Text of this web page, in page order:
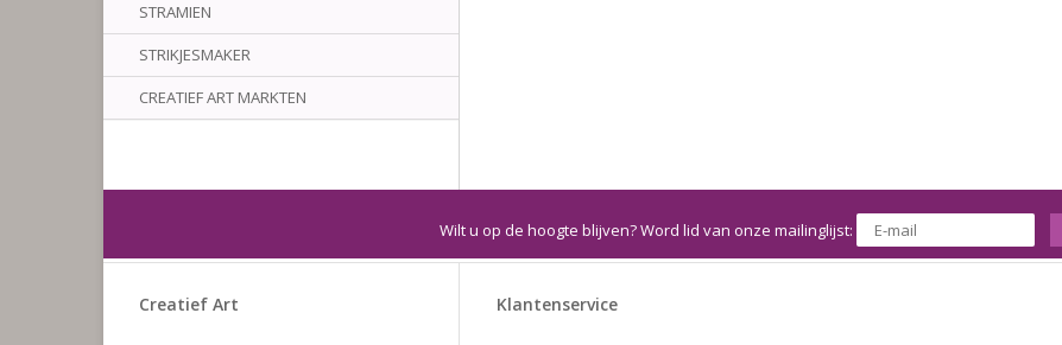
STRAMIEN
STRIKJESMAKER
CREATIEF ART MARKTEN
Wilt u op de hoogte blijven? Word lid van onze mailinglijst:
Creatief Art Klantenservice